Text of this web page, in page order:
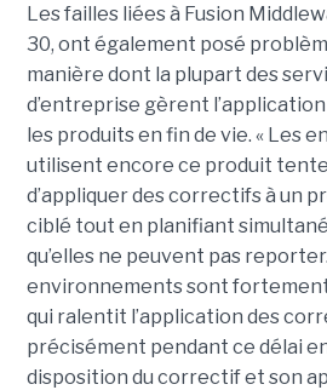
Les failles liées à Fusion
30, ont également posé
manière dont la plupart des
d’entreprise gèrent
les produits en fin de vie. « Les
utilisent encore ce produit
d’appliquer des correctifs à un
ciblé tout en planifiant
qu’elles ne peuvent pas
environnements sont
qui ralentit l’application des
précisément pendant ce délai
disposition du correctif et son